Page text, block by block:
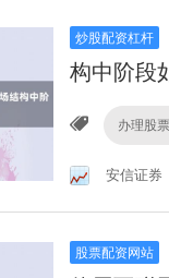
炒股配资杠杆
构中阶段
办理股
安信证券
股票配资网站